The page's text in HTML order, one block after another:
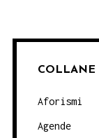
COLLANE
Aforismi
Agende